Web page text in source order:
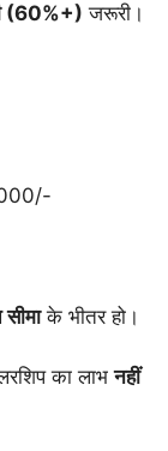
(60%+) जरूरी।
सीमाके भीतर हो।
का लाभनहीं